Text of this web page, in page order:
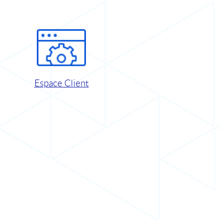
Espace Client